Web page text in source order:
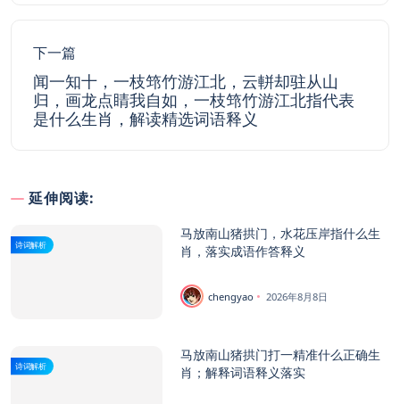
下一篇
闻一知十，一枝筇竹游江北，云軿却驻从山
归，画龙点睛我自如，一枝筇竹游江北指代表
是什么生肖，解读精选词语释义
延伸阅读:
诗词解析
马放南山猪拱门，水花压岸指什么生
肖，落实成语作答释义
chengyao 2026年8月8日
诗词解析
马放南山猪拱门打一精准什么正确生
肖；解释词语释义落实